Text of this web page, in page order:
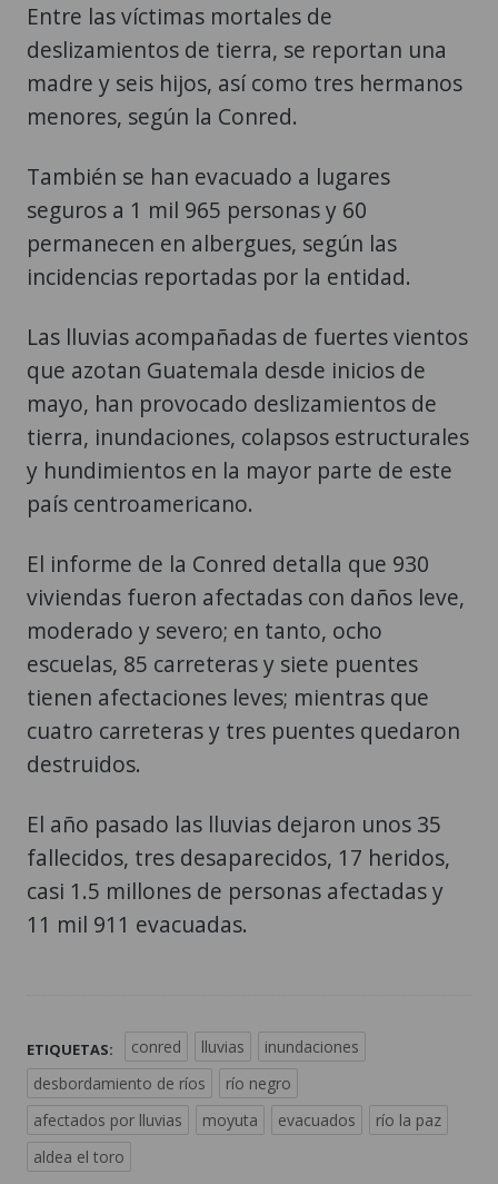
Entre las víctimas mortales de
deslizamientos de tierra, se reportan una
madre y seis hijos, así como tres hermanos
menores, según la Conred.
También se han evacuado a lugares
seguros a 1 mil 965 personas y 60
permanecen en albergues, según las
incidencias reportadas por la entidad.
Las lluvias acompañadas de fuertes vientos
que azotan Guatemala desde inicios de
mayo, han provocado deslizamientos de
tierra, inundaciones, colapsos estructurales
y hundimientos en la mayor parte de este
país centroamericano.
El informe de la Conred detalla que 930
viviendas fueron afectadas con daños leve,
moderado y severo; en tanto, ocho
escuelas, 85 carreteras y siete puentes
tienen afectaciones leves; mientras que
cuatro carreteras y tres puentes quedaron
destruidos.
El año pasado las lluvias dejaron unos 35
fallecidos, tres desaparecidos, 17 heridos,
casi 1.5 millones de personas afectadas y
11 mil 911 evacuadas.
ETIQUETAS: conred lluvias
inundaciones
desbordamiento de ríos
río negro
afectados por lluvias
moyuta evacuados
río la paz
aldea el toro